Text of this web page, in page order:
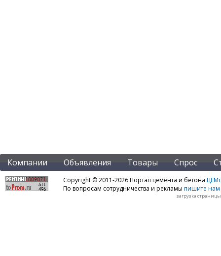
Компании Объявления Товары Спрос
Copyright © 2011-2026 Портал цемента и бетона
По вопросам сотрудничества и рекламы пишите нам
загрузка